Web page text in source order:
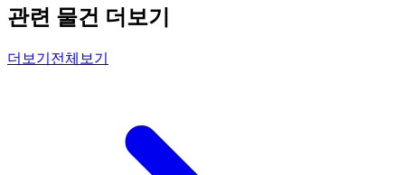
관련 물건 더보기
더보기 전체보기